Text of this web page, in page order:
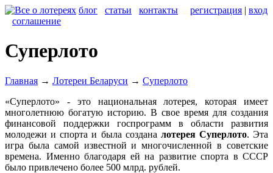
блог статьи контакты регистрация | вход
соглашение
Суперлото
Главная → Лотереи Беларуси → Суперлото
«Суперлото» - это национальная лотерея, которая имеет
многолетнюю богатую историю. В свое время для создания
финансовой поддержки госпрограмм в области развития
молодежи и спорта и была создана лотерея Суперлото. Эта
игра была самой известной и многочисленной в советские
времена. Именно благодаря ей на развитие спорта в СССР
было привлечено более 500 млрд. рублей.